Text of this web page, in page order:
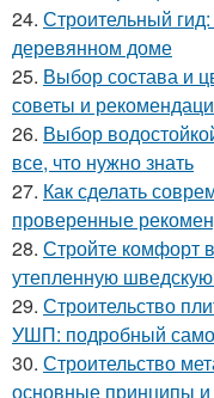
24. Строительный гид:
деревянном доме
25. Выбор состава и
советы и
26. Выбор
все, что нужно знать
27. Как сделать
проверенные
28. Стройте комфорт
утепленную
29. Строительство
УШП: подробный
30. Строительство
основные принципы